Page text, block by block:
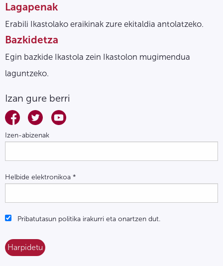
Lagapenak
Erabili Ikastolako eraikinak zure ekitaldia antolatzeko.
Bazkidetza
Egin bazkide Ikastola zein Ikastolon mugimendua
laguntzeko.
Izan gure berri
Izen-abizenak
Helbide elektronikoa *
Pribatutasun politika irakurri eta onartzen dut.